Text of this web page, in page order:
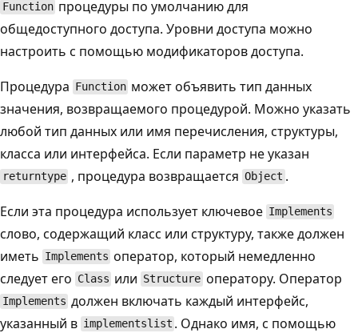
Function процедуры по умолчанию для
общедоступного доступа. Уровни доступа можно
настроить с помощью модификаторов доступа.
Процедура Function может объявить тип данных
значения, возвращаемого процедурой. Можно указать
любой тип данных или имя перечисления, структуры,
класса или интерфейса. Если параметр не указан
returntype , процедура возвращается Object .
Если эта процедура использует ключевое Implements
слово, содержащий класс или структуру, также должен
иметь Implements оператор, который немедленно
следует его Class или Structure оператору. Оператор
Implements должен включать каждый интерфейс,
указанный в implementslist . Однако имя, с помощью